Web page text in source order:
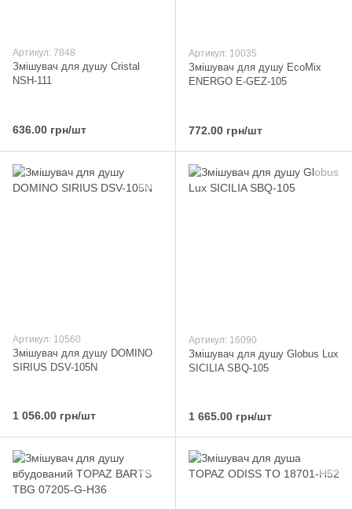
Артикул: 7848
Змішувач для душу Cristal
NSH-111
636.00 грн/шт
Артикул: 10035
Змішувач для душу EcoMix
ENERGO E-GEZ-105
772.00 грн/шт
Артикул: 10560
Змішувач для душу DOMINO
SIRIUS DSV-105N
1 056.00 грн/шт
Артикул: 16090
Змішувач для душу Globus Lux
SICILIA SBQ-105
1 665.00 грн/шт